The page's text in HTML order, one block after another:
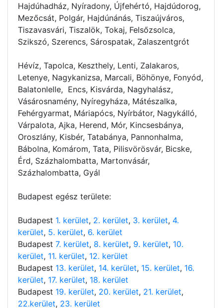
Hajdúhadház, Nyíradony, Újfehértó, Hajdúdorog,
Mezőcsát, Polgár, Hajdúnánás, Tiszaújváros,
Tiszavasvári, Tiszalök, Tokaj, Felsőzsolca,
Szikszó, Szerencs, Sárospatak, Zalaszentgrót
Hévíz, Tapolca, Keszthely, Lenti, Zalakaros,
Letenye, Nagykanizsa, Marcali, Böhönye, Fonyód,
Balatonlelle, Encs, Kisvárda, Nagyhalász,
Vásárosnamény, Nyíregyháza, Mátészalka,
Fehérgyarmat, Máriapócs, Nyírbátor, Nagykálló,
Várpalota, Ajka, Herend, Mór, Kincsesbánya,
Oroszlány, Kisbér, Tatabánya, Pannonhalma,
Bábolna, Komárom, Tata, Pilisvörösvár, Bicske,
Érd, Százhalombatta, Martonvásár,
Százhalombatta, Gyál
Budapest egész területe:
Budapest 1. kerület, 2. kerület, 3. kerület, 4.
kerület, 5. kerület, 6. kerület
Budapest 7. kerület, 8. kerület, 9. kerület, 10.
kerület, 11. kerület, 12. kerület
Budapest 13. kerület, 14. kerület, 15. kerület, 16.
kerület, 17. kerület, 18. kerület
Budapest 19. kerület, 20. kerület, 21. kerület,
22.kerület, 23. kerület